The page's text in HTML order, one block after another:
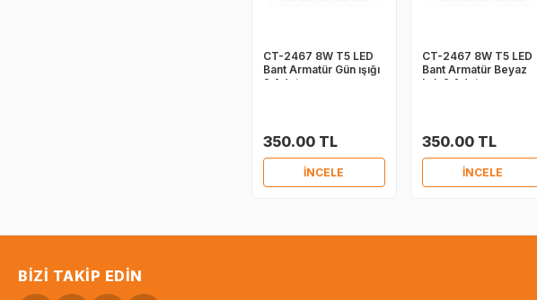
CT-2467 8W T5 LED
Bant Armatür Gün ışığı
2 Adet
350.00 TL
İNCELE
CT-2467 8W T5 LED
Bant Armatür Beyaz
Işık 2 Adet
350.00 TL
İNCELE
BIZI TAKIP EDIN